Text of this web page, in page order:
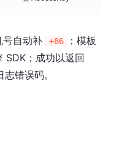
号自动补 +86
；模板
SDK；成功以返回
错误码。